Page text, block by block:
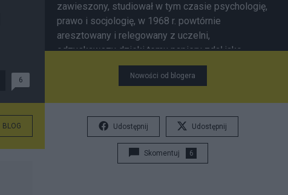
6
BLOG
zawieszony, studiował w tym czasie psychologię,
prawo i socjologię, w 1968 r. powtórnie
aresztowany i relegowany z uczelni,
odzyskawszy dzieki temu papiery zdał jako
ekstern egzamin magisterski z filozofii.
Uczestnik seminarium Teorii Podejmowania
Polskim Towarzystwie Cybernetycznym. Członek
wielu towarzystw PTE, TNOiK, PTCyb i inn.
Wykładał Teorię Podejmowania Decyzji w
Wyższej Szkole Gospodarowania
Nowości od blogera
Udostępnij Udostępnij
Skomentuj 6